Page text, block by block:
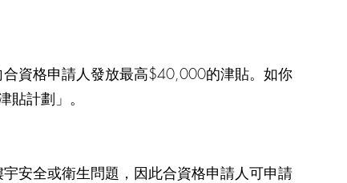
資格申請人發放最高$40,000的津貼。如你
計劃」。
安全或衛生問題，因此合資格申請人可申請